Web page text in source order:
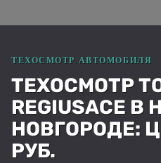
ТЕХОСМОТР
REGIUSACE
НОВГОРОДЕ:
РУБ.